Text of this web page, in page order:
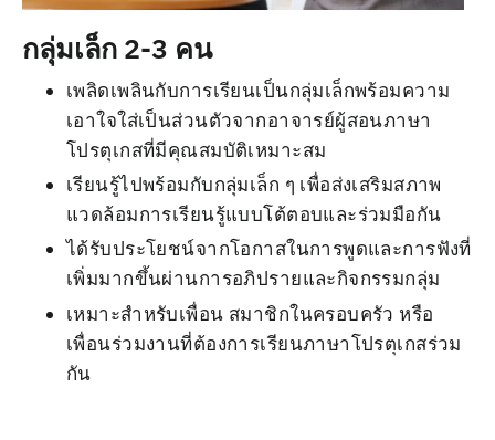
กลุ่มเล็ก 2-3 คน
เพลิดเพลินกับการเรียนเป็นกลุ่มเล็กพร้อมความ
เอาใจใส่เป็นส่วนตัวจากอาจารย์ผู้สอนภาษา
โปรตุเกสที่มีคุณสมบัติเหมาะสม
เรียนรู้ไปพร้อมกับกลุ่มเล็ก ๆ เพื่อส่งเสริมสภาพ
แวดล้อมการเรียนรู้แบบโต้ตอบและร่วมมือกัน
ได้รับประโยชน์จากโอกาสในการพูดและการฟังที่
เพิ่มมากขึ้นผ่านการอภิปรายและกิจกรรมกลุ่ม
เหมาะสำหรับเพื่อน สมาชิกในครอบครัว หรือ
เพื่อนร่วมงานที่ต้องการเรียนภาษาโปรตุเกสร่วม
กัน